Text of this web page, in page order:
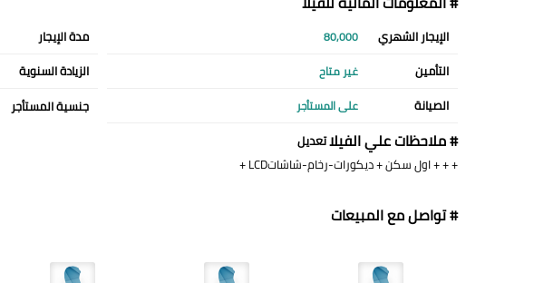
الإيجار الشهري 80,000 مدة الإيجار
التأمين غير متاح الزيادة السنوية
الصيانة على المستأجر جنسية المستأجر
# ملاحظات علي الفيلاتعديل
+ + + اول سكن + ديكورات-رخام-شاشاتLCD +
# تواصل مع المبيعات